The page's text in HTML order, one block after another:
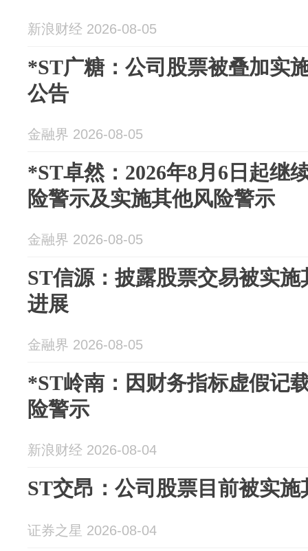
新浪财经 2026-08-05
*ST广糖：公司股票被叠加实
公告
金融界 2026-08-05
*ST卓然：2026年8月6日起继
险警示及实施其他风险警示
金融界 2026-08-05
ST信源：披露股票交易被实
进展
金融界 2026-08-05
*ST岭南：因财务指标虚假记
险警示
新浪财经 2026-08-04
ST交昂：公司股票目前被实施
证券之星 2026-08-04